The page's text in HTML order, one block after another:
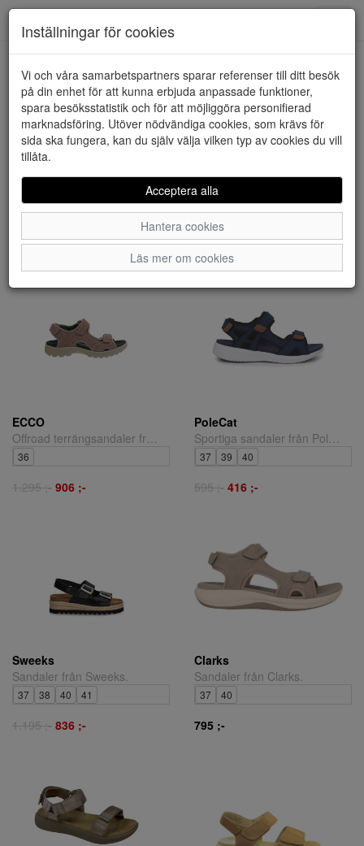
Dam -
Sandaletter/Sandaler (77
artiklar)
Sortera efter:
ECCO
36
1.295 ;- 906 ;-
PoleCat
37 39 40
595 ;- 416 ;-
Sweeks
Sandaler från Sweeks.
37 38 40 41
1.195 ;- 836 ;-
Clarks
Sandaler från Clarks.
37 40
795 ;-
Inställningar för cookies
Vi och våra samarbetspartners sparar referenser till ditt besök
på din enhet för att kunna erbjuda anpassade funktioner,
spara besöksstatistik och för att möjliggöra personifierad
marknadsföring. Utöver nödvändiga cookies, som krävs för
sida ska fungera, kan du själv välja vilken typ av cookies du vill
tillåta.
Acceptera alla
Hantera cookies
Läs mer om cookies